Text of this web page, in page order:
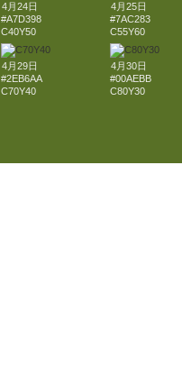
4月24日
#A7D398
C40Y50
4月25日
#7AC283
C55Y60
4月29日
#2EB6AA
C70Y40
4月30日
#00AEBB
C80Y30